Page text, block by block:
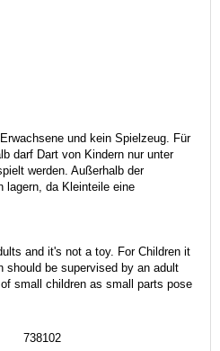
und kein Spielzeug. Für
darf Dart von Kindern nur unter
werden. Außerhalb der
lagern, da Kleinteile eine
and it's not a toy. For Children it
should be supervised by an adult
small children as small parts pose
738102